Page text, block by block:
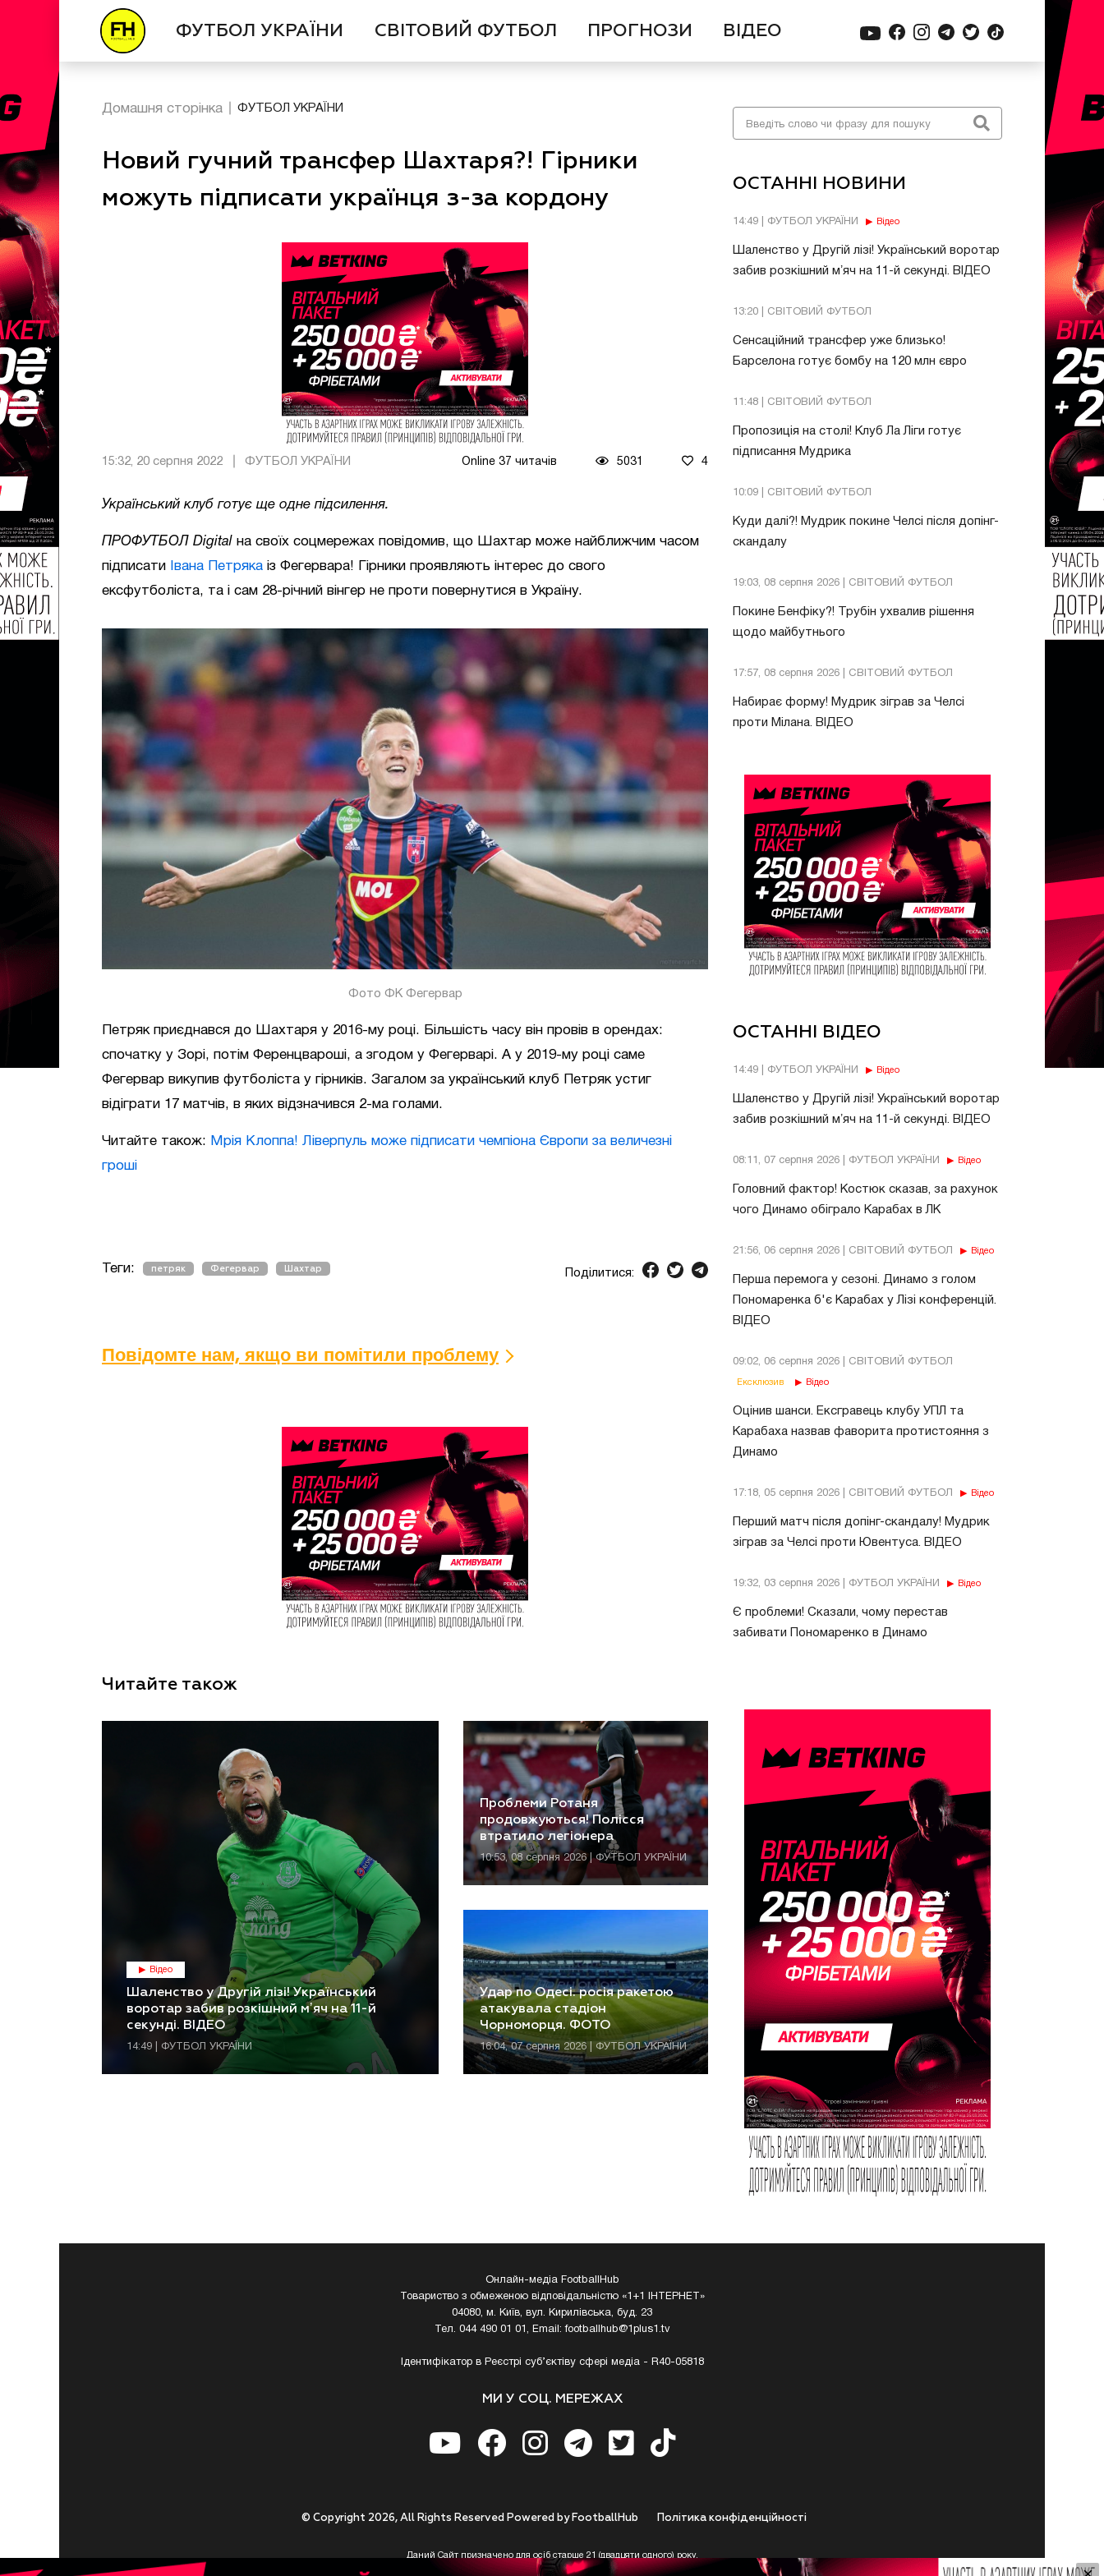
ФУТБОЛ УКРАЇНИ СВІТОВИЙ ФУТБОЛ ПРОГНОЗИ ВІДЕО
ОСТАННІ НОВИНИ
14:49 | ФУТБОЛ УКРАЇНИ Відео
Шаленство у Другій лізі! Український воротар
забив розкішний мʼяч на 11-й секунді. ВІДЕО
13:20 | СВІТОВИЙ ФУТБОЛ
Сенсаційний трансфер уже близько!
Барселона готує бомбу на 120 млн євро
11:48 | СВІТОВИЙ ФУТБОЛ
Пропозиція на столі! Клуб Ла Ліги готує
підписання Мудрика
10:09 | СВІТОВИЙ ФУТБОЛ
Куди далі?! Мудрик покине Челсі після допінг-
скандалу
19:03, 08 серпня 2026 | СВІТОВИЙ ФУТБОЛ
Покине Бенфіку?! Трубін ухвалив рішення
щодо майбутнього
17:57, 08 серпня 2026 | СВІТОВИЙ ФУТБОЛ
Набирає форму! Мудрик зіграв за Челсі
проти Мілана. ВІДЕО
ОСТАННІ ВІДЕО
14:49 | ФУТБОЛ УКРАЇНИ Відео
Шаленство у Другій лізі! Український воротар
забив розкішний мʼяч на 11-й секунді. ВІДЕО
08:11, 07 серпня 2026 | ФУТБОЛ УКРАЇНИ Відео
Головний фактор! Костюк сказав, за рахунок
чого Динамо обіграло Карабах в ЛК
21:56, 06 серпня 2026 | СВІТОВИЙ ФУТБОЛ Відео
Перша перемога у сезоні. Динамо з голом
Пономаренка б'є Карабах у Лізі конференцій.
ВІДЕО
09:02, 06 серпня 2026 | СВІТОВИЙ ФУТБОЛ
Ексклюзив Відео
Оцінив шанси. Ексгравець клубу УПЛ та
Карабаха назвав фаворита протистояння з
Динамо
17:18, 05 серпня 2026 | СВІТОВИЙ ФУТБОЛ Відео
Перший матч після допінг-скандалу! Мудрик
зіграв за Челсі проти Ювентуса. ВІДЕО
19:32, 03 серпня 2026 | ФУТБОЛ УКРАЇНИ Відео
Є проблеми! Сказали, чому перестав
забивати Пономаренко в Динамо
Домашня сторінка ФУТБОЛ УКРАЇНИ
Новий гучний трансфер Шахтаря?! Гірники
можуть підписати українця з-за кордону
15:32, 20 серпня 2022 ФУТБОЛ УКРАЇНИ Online 37 читачів 5031 4
Український клуб готує ще одне підсилення.
ПРОФУТБОЛ Digital на своїх соцмережах повідомив, що Шахтар може найближчим часом
підписати
Івана Петряка із Фегервара! Гірники проявляють інтерес до свого
ексфутболіста, та і сам 28-річний вінгер не проти повернутися в Україну.
Фото ФК Фегервар
Петряк приєднався до Шахтаря у 2016-му році. Більшість часу він провів в орендах:
спочатку у Зорі, потім Ференцвароші, а згодом у Фегерварі. А у 2019-му році саме
Фегервар викупив футболіста у гірників. Загалом за український клуб Петряк устиг
відіграти 17 матчів, в яких відзначився 2-ма голами.
Читайте також: Мрія Клоппа! Ліверпуль може підписати чемпіона Європи за величезні
гроші
Теги: петряк Фегервар Шахтар Поділитися:
Повідомте нам, якщо ви помітили проблему
Читайте також
Відео
Шаленство у Другій лізі! Український
воротар забив розкішний мʼяч на 11-й
секунді. ВІДЕО
14:49 | ФУТБОЛ УКРАЇНИ
Проблеми Ротаня
продовжуються! Полісся
втратило легіонера
10:53, 08 серпня 2026 | ФУТБОЛ УКРАЇНИ
Удар по Одесі. росія ракетою
атакувала стадіон
Чорноморця. ФОТО
16:04, 07 серпня 2026 | ФУТБОЛ УКРАЇНИ
Онлайн-медіа FootballHub
Товариство з обмеженою відповідальністю «1+1 ІНТЕРНЕТ»
04080, м. Київ, вул. Кирилівська, буд. 23
Тел. 044 490 01 01, Email:footballhub@1plus1.tv
Ідентифікатор в Реєстрі суб’єктіву сфері медіа - R40-05818
МИ У СОЦ. МЕРЕЖАХ
Полiтика конфiденцiйностi
© Copyright 2026, All Rights Reserved Powered by FootballHub
Даний Сайт призначено для осіб старше 21 (двадцяти одного) року.
Приступаючи до використання https://footballhub.ua, Користувач цим підтверджує, що досяг 21-річного віку.